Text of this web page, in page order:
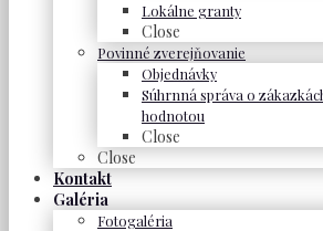
Lokálne granty
Close
Povinné zverejňovanie
Objednávky
Súhrnná správa o
hodnotou
Close
Close
Kontakt
Galéria
Fotogaléria